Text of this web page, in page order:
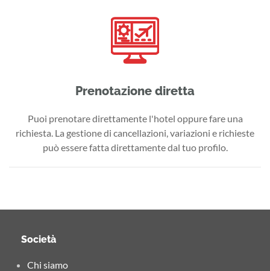
Prenotazione diretta
Puoi prenotare direttamente l'hotel oppure fare una
richiesta. La gestione di cancellazioni, variazioni e richieste
può essere fatta direttamente dal tuo profilo.
Società
Chi siamo